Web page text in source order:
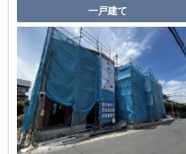
一戸建て